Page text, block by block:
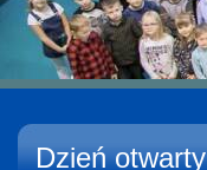
Dzień otwarty